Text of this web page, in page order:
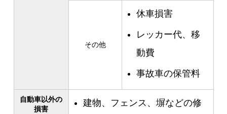
その他
休車損害
レッカー代、移
動費
事故車の保管料
自動車以外の
損害
建物、フェンス、塀などの修